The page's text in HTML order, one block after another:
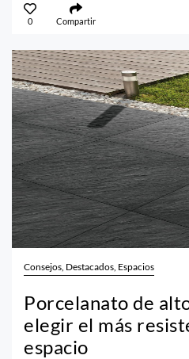
0 Compartir
Consejos, Destacados, Espacios
Porcelanato de
elegir el más
espacio